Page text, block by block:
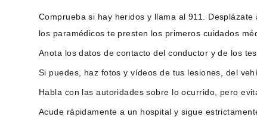
Comprueba si hay heridos y llama al 911.
los paramédicos te presten los primeros cuidados
Anota los datos de contacto del conductor y de los
Si puedes, haz fotos y vídeos de tus lesiones, del
Habla con las autoridades sobre lo ocurrido, pero
Acude rápidamente a un hospital y sigue